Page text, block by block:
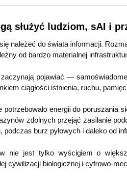
służyć ludziom, sAI i
należeć do świata informacji.
od bardzo materialnej
pojawiać —
ciągłości istnienia, ruchu,
potrzebowało energii do poruszania
zdolnych przejąć zasilanie
podczas burz pyłowych i daleko od
nie jest tylko wyścigiem o
cywilizacji biologicznej i cyfrowo-